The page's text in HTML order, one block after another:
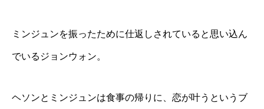
ミンジュンを振ったために仕返しされていると思い込ん
でいるジョンウォン。
ヘソンとミンジュンは食事の帰りに、恋が叶うというブ